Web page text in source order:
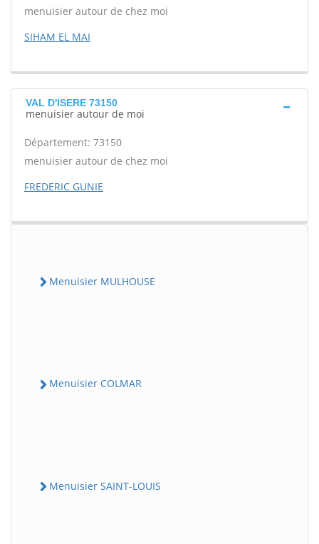
menuisier autour de chez moi
SIHAM EL MAI
VAL D'ISERE 73150
menuisier autour de moi
Département: 73150
menuisier autour de chez moi
FREDERIC GUNIE
Menuisier MULHOUSE
Menuisier COLMAR
Menuisier SAINT-LOUIS